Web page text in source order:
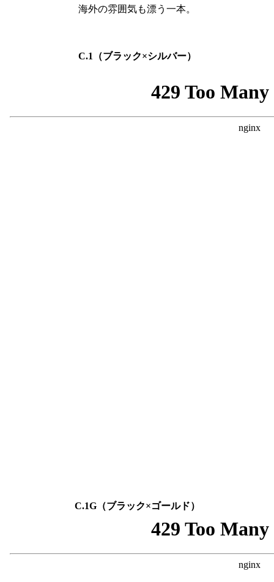
海外の雰囲気も漂う一本。
C.1（ブラック×シルバー）
C.1G（ブラック×ゴールド）